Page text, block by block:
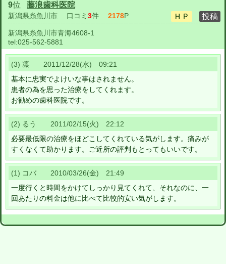
9位 藤浪歯科医院
新潟県糸魚川市 口コミ 3件 2178P
新潟県糸魚川市青海4608-1
tel:025-562-5881
(3) 凛 2011/12/28(水) 09:21
基本に忠実でよけいな事はされません。
患者の為を思った治療をしてくれます。
お勧めの歯科医院です。
(2) るう 2011/02/15(火) 22:12
必要最低限の治療をほどこしてくれている気がします。痛みが
すくなくて助かります。ご近所の評判もとってもいいです。
(1) コバ 2010/03/26(金) 21:49
一度行くと時間をかけてしっかり見てくれて、それなのに、一
回あたりの料金は他に比べて比較的安い気がします。